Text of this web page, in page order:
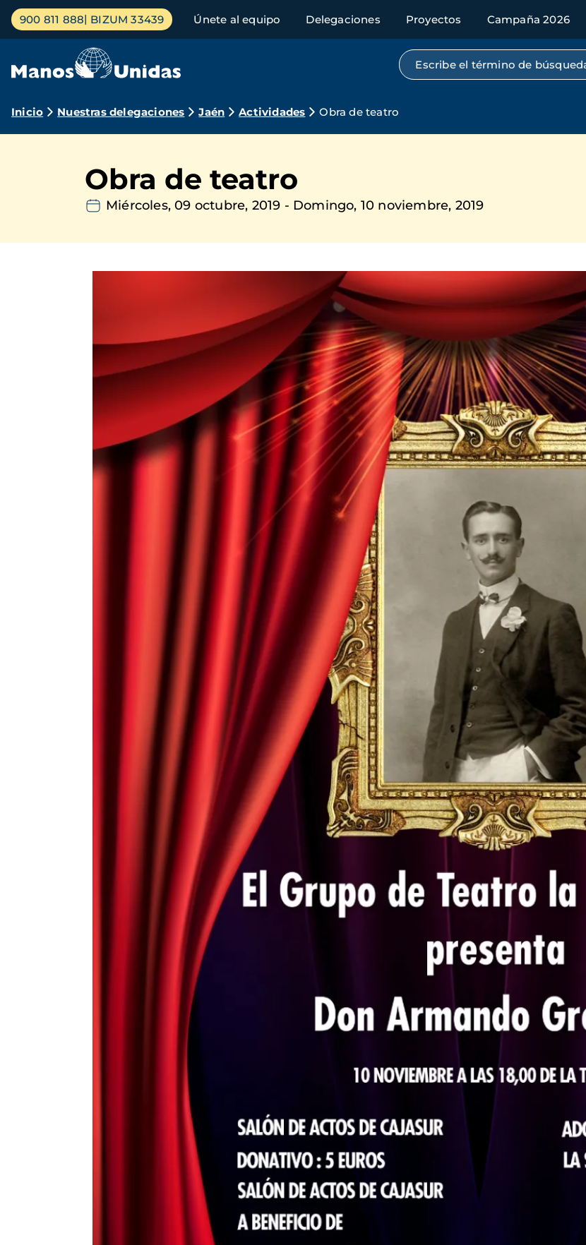
Pasar
contenido
Menú
principal
900 811 888 BIZUM 33439 Únete al equipo Delegaciones Proyectos Campaña 2026
Búsqueda por texto completo
Ruta
navegación
Inicio Nuestras delegaciones Jaén Actividades Obra de teatro
Obra de teatro
Miércoles, 09 octubre, 2019 - Domingo, 10 noviembre, 2019